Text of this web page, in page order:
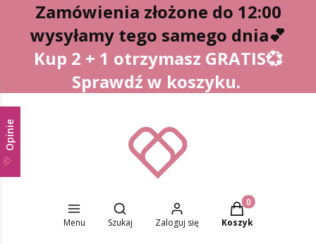
Zamówienia złożone do 12:00
wysyłamy tego samego dnia💕
Kup 2 + 1 otrzymasz GRATIS💞
Sprawdź w koszyku.
Menu
Otwórz wyszukiwarkę
Szukaj Zaloguj się
Produkty w
Koszyk
Opinie